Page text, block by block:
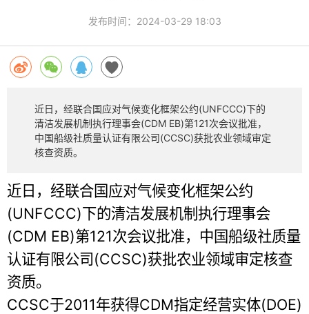
发布时间： 2024-03-29 18:03
近日，经联合国应对气候变化框架公约(UNFCCC)下的
清洁发展机制执行理事会(CDM EB)第121次会议批准，
中国船级社质量认证有限公司(CCSC)获批农业领域审定
核查资质。
近日，经联合国应对气候变化框架公约
(UNFCCC)下的清洁发展机制执行理事会
(CDM EB)第121次会议批准，中国船级社质量
认证有限公司 (CCSC)获批农业领域审定核查
资质。
CCSC于2011年获得CDM指定经营实体(DOE)